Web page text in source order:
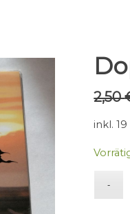
2,50
inkl.